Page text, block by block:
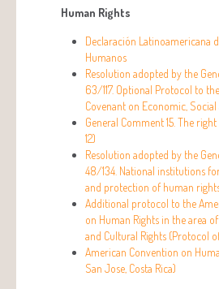
Human Rights
Declaración Latinoamericana
Humanos
Resolution adopted by the
63/117. Optional Protocol to
Covenant on Economic,
General Comment 15. The right
12)
Resolution adopted by the
48/134. National institutions
and protection of human
Additional protocol to the
on Human Rights in the area
and Cultural Rights (Protocol
American Convention on
San Jose, Costa Rica)